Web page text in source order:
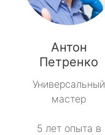
Антон
Петренко
Универсальный
мастер
5 лет опыта в